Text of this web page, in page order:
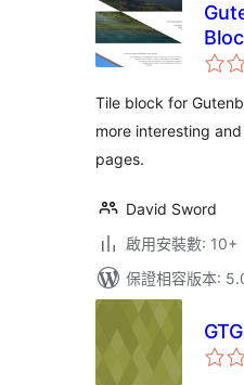
Tile block for
more interesting
pages.
David Sword
啟用安裝數: 10+
保證相容版本: